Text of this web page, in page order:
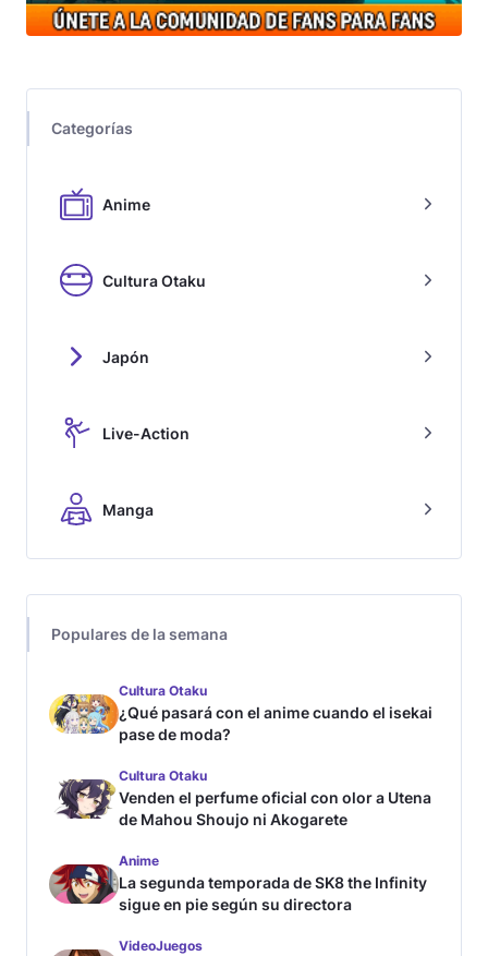
Categorías
Anime
Cultura Otaku
Japón
Live-Action
Manga
Populares de la semana
Cultura Otaku
¿Qué pasará con el anime cuando el isekai
pase de moda?
Cultura Otaku
Venden el perfume oficial con olor a Utena
de Mahou Shoujo ni Akogarete
Anime
La segunda temporada de SK8 the Infinity
sigue en pie según su directora
VideoJuegos